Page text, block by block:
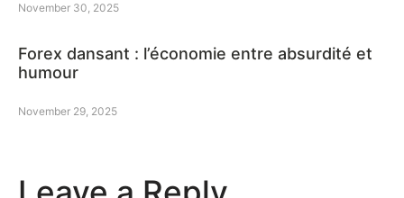
November 30, 2025
Forex dansant : l’économie entre absurdité et
humour
November 29, 2025